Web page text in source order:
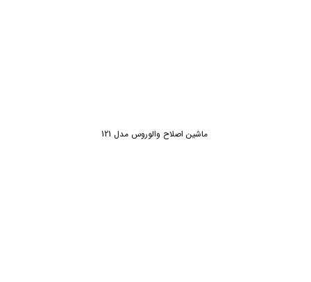
ماشین اصلاح والوروس مدل 121